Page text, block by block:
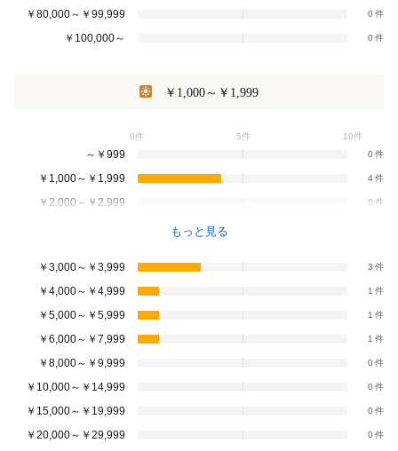
￥80,000～￥99,999 0
￥100,000～ 0
￥1,000～￥1,999
0件 5件 10件
～￥999 0
￥1,000～￥1,999 4
￥2,000～￥2,999 0
もっと見る
￥3,000～￥3,999 3
￥4,000～￥4,999 1
￥5,000～￥5,999 1
￥6,000～￥7,999 1
￥8,000～￥9,999 0
￥10,000～￥14,999 0
￥15,000～￥19,999 0
￥20,000～￥29,999 0